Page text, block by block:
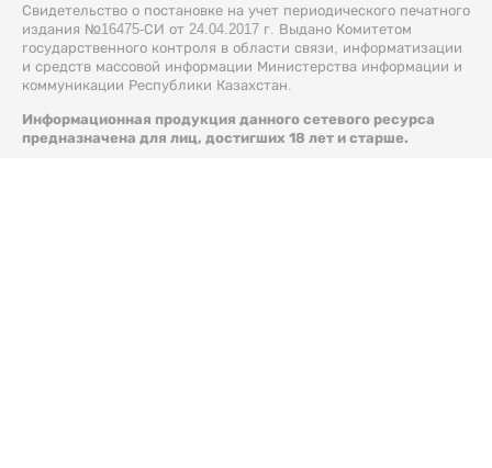
Свидетельство о постановке на учет периодического печатного
издания №16475-СИ от 24.04.2017 г. Выдано Комитетом
государственного контроля в области связи, информатизации
и средств массовой информации Министерства информации и
коммуникации Республики Казахстан.
Информационная продукция данного сетевого ресурса
предназначена для лиц, достигших 18 лет и старше.